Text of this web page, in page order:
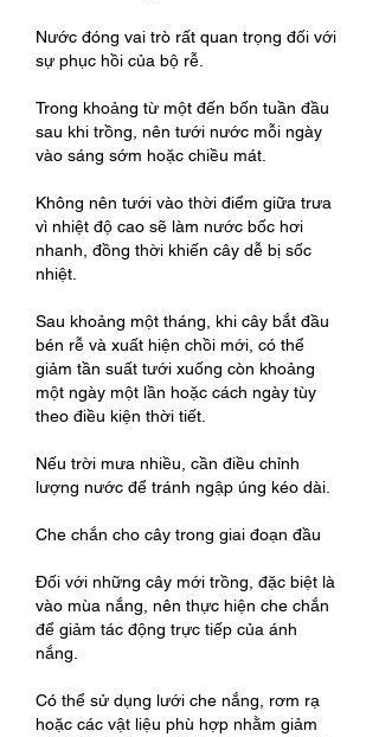
Nước đóng vai trò rất quan trọng đối với
sự phục hồi của bộ rễ.
Trong khoảng từ một đến bốn tuần đầu
sau khi trồng, nên tưới nước mỗi ngày
vào sáng sớm hoặc chiều mát.
Không nên tưới vào thời điểm giữa trưa
vì nhiệt độ cao sẽ làm nước bốc hơi
nhanh, đồng thời khiến cây dễ bị sốc
nhiệt.
Sau khoảng một tháng, khi cây bắt đầu
bén rễ và xuất hiện chồi mới, có thể
giảm tần suất tưới xuống còn khoảng
một ngày một lần hoặc cách ngày tùy
theo điều kiện thời tiết.
Nếu trời mưa nhiều, cần điều chỉnh
lượng nước để tránh ngập úng kéo dài.
Che chắn cho cây trong giai đoạn đầu
Đối với những cây mới trồng, đặc biệt là
vào mùa nắng, nên thực hiện che chắn
để giảm tác động trực tiếp của ánh
nắng.
Có thể sử dụng lưới che nắng, rơm rạ
hoặc các vật liệu phù hợp nhằm giảm